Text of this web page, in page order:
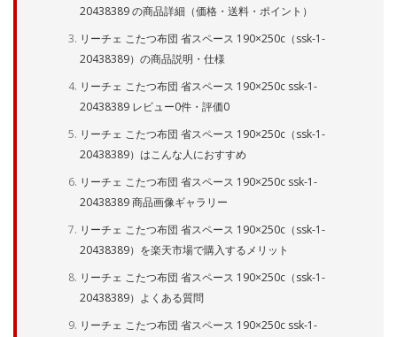
20438389 の商品詳細（価格・送料・ポイント）
リーチェ こたつ布団 省スペース 190×250c（ssk-1-
20438389）の商品説明・仕様
リーチェ こたつ布団 省スペース 190×250c ssk-1-
20438389 レビュー0件・評価0
リーチェ こたつ布団 省スペース 190×250c（ssk-1-
20438389）はこんな人におすすめ
リーチェ こたつ布団 省スペース 190×250c ssk-1-
20438389 商品画像ギャラリー
リーチェ こたつ布団 省スペース 190×250c（ssk-1-
20438389）を楽天市場で購入するメリット
リーチェ こたつ布団 省スペース 190×250c（ssk-1-
20438389）よくある質問
リーチェ こたつ布団 省スペース 190×250c ssk-1-